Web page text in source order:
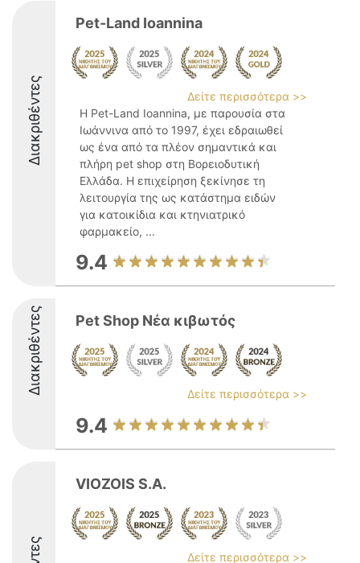
Διακριθέντες
Pet-Land Ioannina
Δείτε περισσότερα >>
Η Pet-Land Ioannina, με παρουσία στα
Ιωάννινα από το 1997, έχει εδραιωθεί
ως ένα από τα πλέον σημαντικά και
πλήρη pet shop στη Βορειοδυτική
Ελλάδα. Η επιχείρηση ξεκίνησε τη
λειτουργία της ως κατάστημα ειδών
για κατοικίδια και κτηνιατρικό
φαρμακείο, ...
9.4
Διακριθέντες Pet Shop Νέα κιβωτός
Δείτε περισσότερα >>
9.4
VIOZOIS S.A.
Δείτε περισσότερα >>